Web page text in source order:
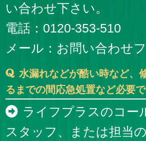
い合わせ下さい。
電話：0120-353-510
メール： お問い合わせ
水漏れなどが酷い時など、
るまでの間応急処置など必要
ライフプラスのコー
スタッフ、または担当